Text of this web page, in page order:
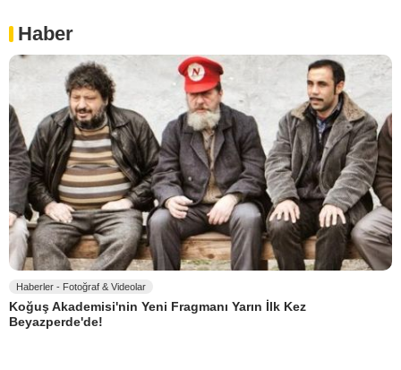
Haber
Haberler - Fotoğraf & Videolar
Koğuş Akademisi'nin Yeni Fragmanı Yarın İlk Kez
Beyazperde'de!